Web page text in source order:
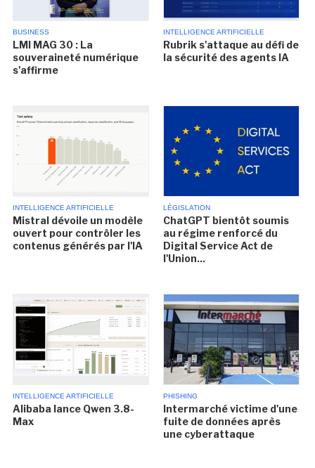
BUSINESS
LMI MAG 30 : La
souveraineté numérique
s'affirme
INTELLIGENCE ARTIFICIELLE
Rubrik s'attaque au défi de
la sécurité des agents IA
INTELLIGENCE ARTIFICIELLE
Mistral dévoile un modèle
ouvert pour contrôler les
contenus générés par l'IA
LÉGISLATION
ChatGPT bientôt soumis
au régime renforcé du
Digital Service Act de
l'Union...
INTELLIGENCE ARTIFICIELLE
Alibaba lance Qwen 3.8-
Max
PHISHING
Intermarché victime d'une
fuite de données après
une cyberattaque